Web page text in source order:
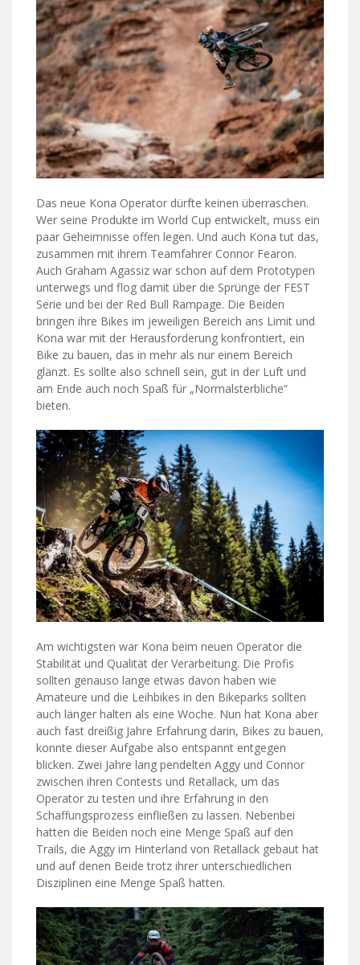
Das neue Kona Operator dürfte keinen überraschen.
Wer seine Produkte im World Cup entwickelt, muss ein
paar Geheimnisse offen legen. Und auch Kona tut das,
zusammen mit ihrem Teamfahrer Connor Fearon.
Auch Graham Agassiz war schon auf dem Prototypen
unterwegs und flog damit über die Sprünge der FEST
Serie und bei der Red Bull Rampage. Die Beiden
bringen ihre Bikes im jeweiligen Bereich ans Limit und
Kona war mit der Herausforderung konfrontiert, ein
Bike zu bauen, das in mehr als nur einem Bereich
glänzt. Es sollte also schnell sein, gut in der Luft und
am Ende auch noch Spaß für „Normalsterbliche“
bieten.
Am wichtigsten war Kona beim neuen Operator die
Stabilität und Qualität der Verarbeitung. Die Profis
sollten genauso lange etwas davon haben wie
Amateure und die Leihbikes in den Bikeparks sollten
auch länger halten als eine Woche. Nun hat Kona aber
auch fast dreißig Jahre Erfahrung darin, Bikes zu bauen,
konnte dieser Aufgabe also entspannt entgegen
blicken. Zwei Jahre lang pendelten Aggy und Connor
zwischen ihren Contests und Retallack, um das
Operator zu testen und ihre Erfahrung in den
Schaffungsprozess einfließen zu lassen. Nebenbei
hatten die Beiden noch eine Menge Spaß auf den
Trails, die Aggy im Hinterland von Retallack gebaut hat
und auf denen Beide trotz ihrer unterschiedlichen
Disziplinen eine Menge Spaß hatten.